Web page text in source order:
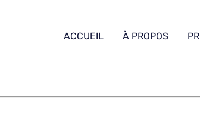
ACCUEIL À PROPOS